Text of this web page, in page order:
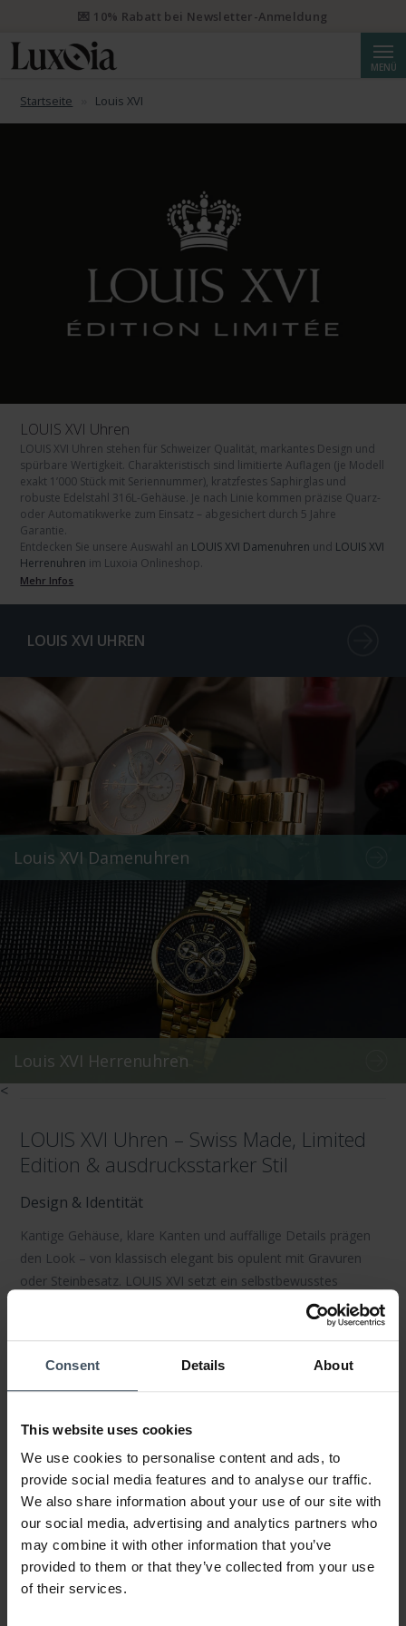
Consent Details About
This website uses cookies
We use cookies to personalise content and ads, to
provide social media features and to analyse our traffic.
We also share information about your use of our site with
our social media, advertising and analytics partners who
may combine it with other information that you’ve
provided to them or that they’ve collected from your use
of their services.
MENÜ
Startseite Louis XVI
LOUIS XVI Uhren
LOUIS XVI Uhren stehen für Schweizer Qualität, markantes Design und
spürbare Wertigkeit. Charakteristisch sind limitierte Auflagen (je Modell
exakt 1’000 Stück mit Seriennummer), kratzfestes Saphirglas und
robuste Edelstahl 316L-Gehäuse. Je nach Linie kommen präzise Quarz-
oderAutomatikwerke zum Einsatz – abgesichert durch 5 Jahre
Garantie.
Entdecken Sie unsere Auswahl an LOUIS XVI Damenuhren und LOUIS XVI
Herrenuhren im Luxoia Onlineshop.
Mehr Infos
LOUIS XVI UHREN
Louis XVI Damenuhren
Louis XVI Herrenuhren
<
LOUIS XVI Uhren – Swiss Made, Limited
Edition & ausdrucksstarker Stil
Design & Identität
Kantige Gehäuse, klare Kanten und auffällige Details prägen
den Look – von klassisch elegant bis opulent mit Gravuren
oder Steinbesatz. LOUIS XVI setzt ein selbstbewusstes
Statement am Handgelenk, im Business wie auch abends.
Materialien & Verarbeitung
LanglebigerEdelstahl 316L
, fein polierte oder gebürstete
Oberflächen,Saphirglas
montiert.
Technik & Funktionen
ZuverlässigeSchweizer Werke– von präzisen Quarz-
Chronographen bis zu eleganten Drei-Zeiger-
Automatik
– bieten alltagstaugliche Leistung. Je nach Modell: Datum,
💌 10% Rabatt bei Newsletter-Anmeldung